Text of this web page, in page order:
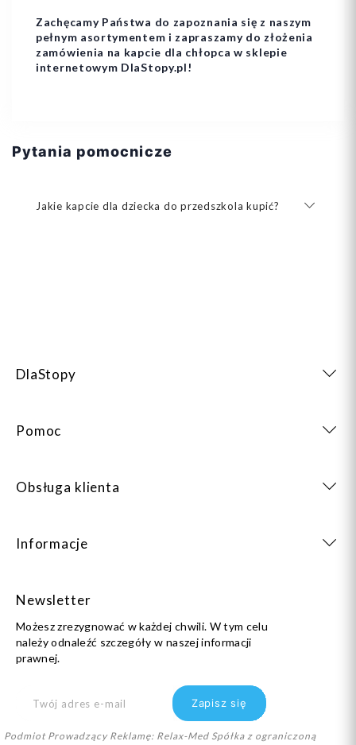
Zachęcamy Państwa do zapoznania się z naszym
pełnym asortymentem i zapraszamy do złożenia
zamówienia na kapcie dla chłopca w sklepie
internetowym DlaStopy.pl!
Pytania pomocnicze
Jakie kapcie dla dziecka do przedszkola kupić?
DlaStopy
Pomoc
Obsługa klienta
Informacje
Newsletter
Możesz zrezygnować w każdej chwili. W tym celu
należy odnaleźć szczegóły w naszej informacji
prawnej.
Podmiot Prowadzący Reklamę: Relax-Med Spółka z ograniczoną